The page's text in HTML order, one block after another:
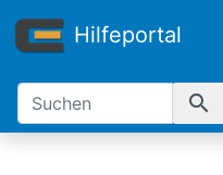
Hilfeportal
search